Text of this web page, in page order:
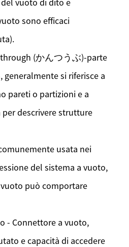
sono efficaci
(かんつうぶ)-parte
si riferisce a
pareti o partizioni e a
descrivere strutture
usata nei
del sistema a vuoto,
può comportare
- Connettore a vuoto,
e capacità di accedere